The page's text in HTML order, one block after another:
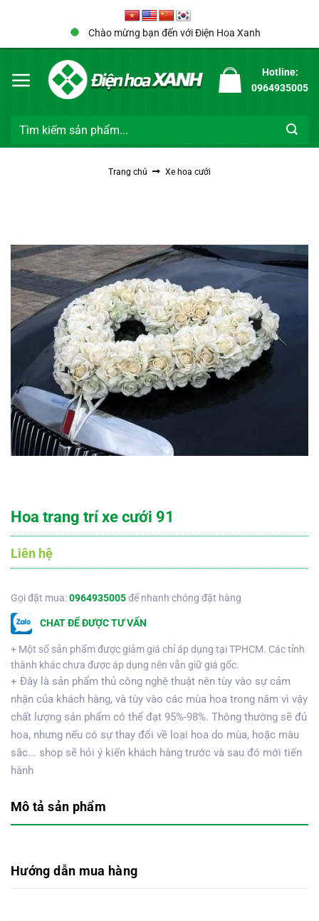
Chào mừng bạn đến với Điện Hoa Xanh
Hotline:
0964935005
Tìm
Trang chủ Xe hoa cưới
Hoa trang trí xe cưới 91
Liên hệ
Gọi đặt mua:0964935005để nhanh chóng đặt hàng
CHAT ĐỂ ĐƯỢC TƯ VẤN
+ Một số sản phẩm được giảm giá chỉ áp dụng tại TPHCM. Các tỉnh
thành khác chưa được áp dụng nên vẫn giữ giá gốc.
+ Đây là sản phẩm thủ công nghệ thuật nên tùy vào sự cảm
nhận của khách hàng, và tùy vào các mùa hoa trong năm vì vậy
chất lượng sản phẩm có thể đạt 95%-98%. Thông thường sẽ đủ
hoa, nhưng nếu có sự thay đổi về loại hoa do mùa, hoặc màu
sắc... shop sẽ hỏi ý kiến khách hàng trước và sau đó mới tiến
hành
Mô tả sản phẩm
Hướng dẫn mua hàng